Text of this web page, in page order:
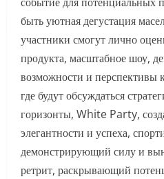
быть уютная дегустация
участники смогут лично
продукта, масштабное шоу,
возможности и перспективы
где будут обсуждаться
горизонты, White Party,
элегантности и успеха,
демонстрирующий силу и
ретрит, раскрывающий